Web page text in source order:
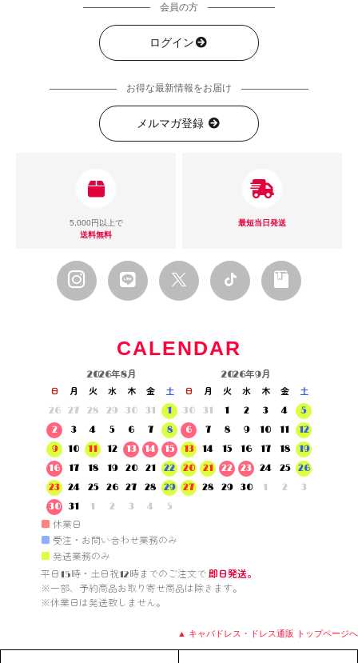
会員の方
ログイン
お得な最新情報をお届け
メルマガ登録
5,000円以上で
送料無料
最短当日発送
CALENDAR
2026年8月
日 月 火 水 木 金
土
26
27 28 29 30 31
1
2
3 4 5 6 7
8
9
10 11 12 13 14
15
16
17 18 19 20 21
22
23
24 25 26 27 28
29
30
31 1 2 3 4 5
2026年9月
日 月 火 水 木 金
土
30
31 1 2 3 4
5
6
7 8 9 10 11
12
13
14 15 16 17 18
19
20
21 22 23 24 25
26
27
28 29 30 1 2 3
■ 休業日
■ 受注・お問い合わせ業務のみ
■ 発送業務のみ
平日15時・土日祝12時までのご注文で 即日発送。
※一部、予約商品お取り寄せ商品は除きます。
※休業日は発送致しません。
▲ キャバドレス・ドレス通販 トップページへ